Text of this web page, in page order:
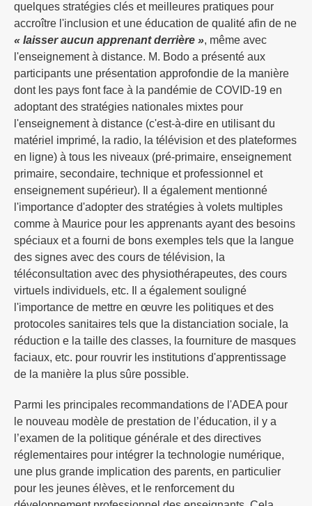
quelques stratégies clés et meilleures pratiques pour
accroître l'inclusion et une éducation de qualité afin de ne
« laisser aucun apprenant derrière », même avec
l'enseignement à distance. M. Bodo a présenté aux
participants une présentation approfondie de la manière
dont les pays font face à la pandémie de COVID-19 en
adoptant des stratégies nationales mixtes pour
l'enseignement à distance (c'est-à-dire en utilisant du
matériel imprimé, la radio, la télévision et des plateformes
en ligne) à tous les niveaux (pré-primaire, enseignement
primaire, secondaire, technique et professionnel et
enseignement supérieur). Il a également mentionné
l'importance d'adopter des stratégies à volets multiples
comme à Maurice pour les apprenants ayant des besoins
spéciaux et a fourni de bons exemples tels que la langue
des signes avec des cours de télévision, la
téléconsultation avec des physiothérapeutes, des cours
virtuels individuels, etc. Il a également souligné
l'importance de mettre en œuvre les politiques et des
protocoles sanitaires tels que la distanciation sociale, la
réduction e la taille des classes, la fourniture de masques
faciaux, etc. pour rouvrir les institutions d'apprentissage
de la manière la plus sûre possible.
Parmi les principales recommandations de l'ADEA pour
le nouveau modèle de prestation de l’éducation, il y a
l’examen de la politique générale et des directives
réglementaires pour intégrer la technologie numérique,
une plus grande implication des parents, en particulier
pour les jeunes élèves, et le renforcement du